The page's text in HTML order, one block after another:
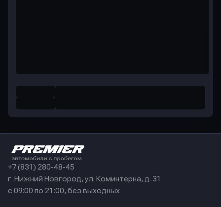
+7 (831) 280-48-45
г. Нижний Новгород, ул. Коминтерна, д. 31
с 09:00 по 21:00, без выходных